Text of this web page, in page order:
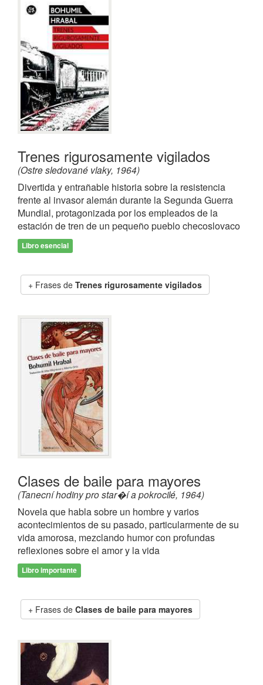
Trenes rigurosamente vigilados
(Ostre sledované vlaky, 1964)
Divertida y entrañable historia sobre la resistencia
frente al invasor alemán durante la Segunda Guerra
Mundial, protagonizada por los empleados de la
estación de tren de un pequeño pueblo checoslovaco
Libro esencial
Frases de Trenes rigurosamente vigilados
Clases de baile para mayores
(Tanecní hodiny pro star�í a pokrocilé, 1964)
Novela que habla sobre un hombre y varios
acontecimientos de su pasado, particularmente de su
vida amorosa, mezclando humor con profundas
reflexiones sobre el amor y la vida
Libro importante
Frases de Clases de baile para mayores